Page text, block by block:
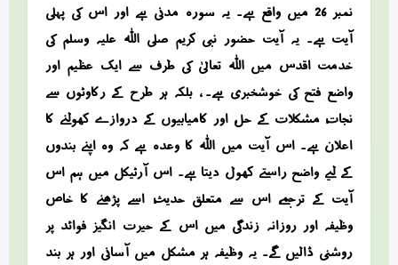
نمبر 26 میں واقع ہے۔ یہ سورہ مدنی ہے اور اس کی پہلی
آیت ہے۔ یہ آیت حضور نبی کریم صلی اللہ علیہ وسلم کی
خدمت اقدس میں اللہ تعالیٰ کی طرف سے ایک عظیم اور
واضع فتح کی خوشخبری ہے۔ ، بلکہ ہر طرح کے رکاوٹوں سے
نجات، مشکلات کے حل، اور کامیابیوں کے دروازے کھولنے کا
اعلان ہے۔ اس آیت میں اللہ کا وعدہ ہے کہ وہ اپنے بندوں
کے لیے واضح راستے کھول دیتا ہے۔ اس آرٹیکل میں ہم اس
آیت کے ترجمے، اس سے متعلق حدیث، اسے پڑھنے کا خاص
وظیفہ اور روزانہ زندگی میں اس کے حیرت انگیز فوائد پر
روشنی ڈالیں گے۔ یہ وظیفہ ہر مشکل میں آسانی اور ہر بند